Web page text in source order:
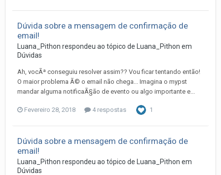
Dúvida sobre a mensagem de confirmação de
email!
Luana_Pithon respondeu ao tópico de Luana_Pithon em
Dúvidas
Ah, vocÃª conseguiu resolver assim?? Vou ficar tentando então!
O maior problema Ã© o email não chega... Imagina o mypst
mandar alguma notificaÃ§ão de evento ou algo importante e...
Fevereiro 28, 2018 4 respostas 1
Dúvida sobre a mensagem de confirmação de
email!
Luana_Pithon respondeu ao tópico de Luana_Pithon em
Dúvidas